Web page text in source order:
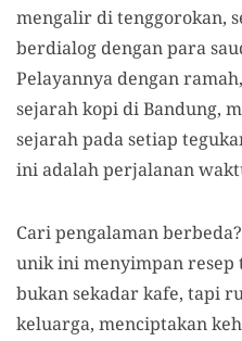
mengalir di tenggorokan,
berdialog dengan para
Pelayannya dengan
sejarah kopi di Bandung,
sejarah pada setiap
ini adalah perjalanan
Cari pengalaman
unik ini menyimpan
bukan sekadar kafe, tapi
keluarga, menciptakan